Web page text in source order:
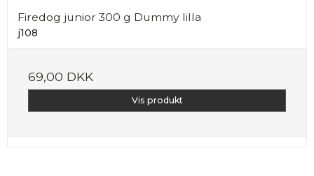
Firedog junior 300 g Dummy lilla
j108
69,00 DKK
Vis produkt